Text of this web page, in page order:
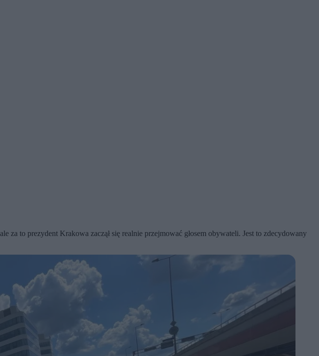
za to prezydent Krakowa zaczął się realnie przejmować głosem obywateli. Jest to zdecydowany